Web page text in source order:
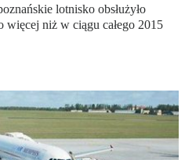
lotnisko obsłużyło
więcej niż w ciągu całego 2015